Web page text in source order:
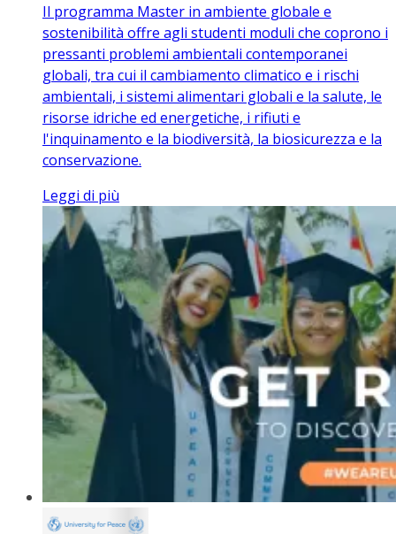
Il programma Master in ambiente globale e
sostenibilità offre agli studenti moduli che coprono i
pressanti problemi ambientali contemporanei
globali, tra cui il cambiamento climatico e i rischi
ambientali, i sistemi alimentari globali e la salute, le
risorse idriche ed energetiche, i rifiuti e
l'inquinamento e la biodiversità, la biosicurezza e la
conservazione.
Leggi di più